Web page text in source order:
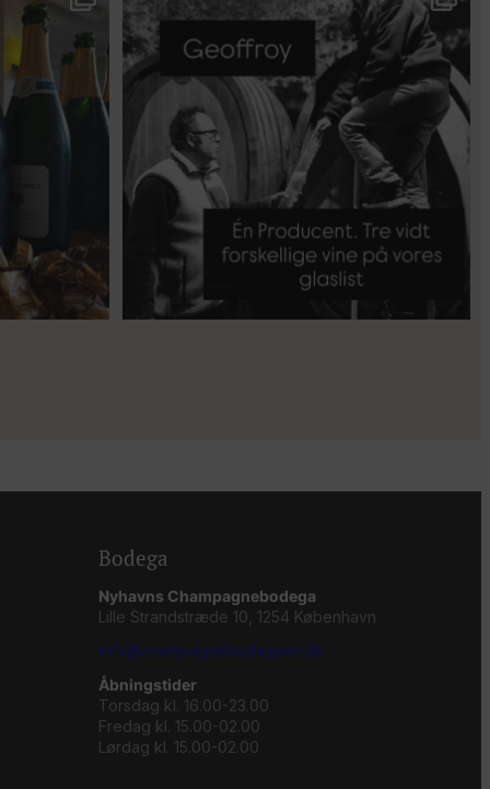
21 1
Bodega
Nyhavns Champagnebodega
Lille Strandstræde 10, 1254 København
info@champagnebodegaen.dk
Åbningstider
Torsdag kl. 16.00-23.00
Fredag kl. 15.00-02.00
Lørdag kl. 15.00-02.00